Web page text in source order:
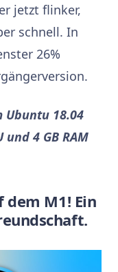
jetzt flinker,
schnell. In
26%
Ubuntu 18.04
und 4 GB RAM
dem M1! Ein